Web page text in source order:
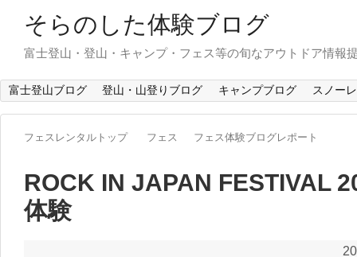
そらのした体験ブログ
富士登山・登山・キャンプ・フェス等の旬なアウトドア情報
富士登山ブログ 登山・山登りブログ キャンプブログ スノー
フェスレンタルトップ フェス フェス体験ブログレポート
ROCK IN JAPAN FESTIVAL
体験